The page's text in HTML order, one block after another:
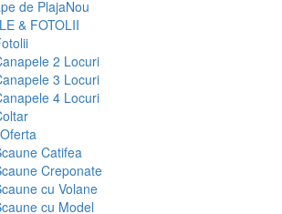
de PlajaNou
& FOTOLII
2 Locuri
3 Locuri
4 Locuri
Oferta
Catifea
Creponate
cu Volane
cu Model